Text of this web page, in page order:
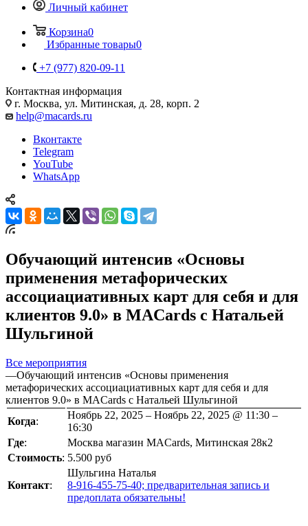
Личный кабинет
Корзина0
Избранные товары0
+7 (977) 820-09-11
Контактная информация
г. Москва, ул. Митинская, д. 28, корп. 2
help@macards.ru
Вконтакте
Telegram
YouTube
WhatsApp
Обучающий интенсив «Основы
применения метафорических
ассоциациативных карт для себя и для
клиентов 9.0» в MACards с Натальей
Шульгиной
Все мероприятия
—Обучающий интенсив «Основы применения
метафорических ассоциациативных карт для себя и для
клиентов 9.0» в MACards с Натальей Шульгиной
Когда:
Ноябрь 22, 2025 – Ноябрь 22, 2025 @ 11:30 –
16:30
Где:
Москва магазин MACards, Митинская 28к2
Стоимость: 5.500 руб
Контакт:
Шульгина Наталья
8-916-455-75-40; предварительная запись и
предоплата обязательны!